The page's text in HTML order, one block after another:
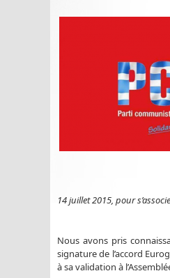
14 juillet 2015, pour
Nous avons pris
signature de l’accord
à sa validation à